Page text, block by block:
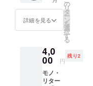
２０２
１年７
月末ま
でに、
トでス
タッフ
が撮影
した写
真をお
旨にご
賛同い
ただけ
る方
額を上
乗せし
ていた
だける
ととて
ただ
０〜１
５分間
単なお
打ち合
わせを
させて
いただ
ん型」
キャン
ドルを
データ
提出は
大容量
転送
を利用
す。
Google
Photoを
せてい
ただく
予定で
す。ご
メール
にてお
送りさ
写真は
１〜２
になり
ます。
く、四
季をイ
メージ
をみん
なで作
りた
い！」
という
夏〜」
今年の
キャン
ドルの
地上絵
マを
【日本
の四
季】と
いうこ
詳細を見る
の
リ
タ
ー
ン
を
選
択
す
る
4,0
00 円
残り2
モノ・
リター